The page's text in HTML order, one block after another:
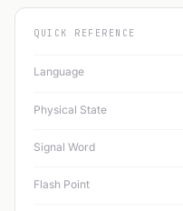
QUICK REFERENCE
Language
Physical State
Signal Word
Flash Point